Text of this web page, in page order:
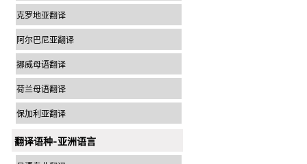
克罗地亚翻译
阿尔巴尼亚翻译
挪威母语翻译
荷兰母语翻译
保加利亚翻译
翻译语种-亚洲语言